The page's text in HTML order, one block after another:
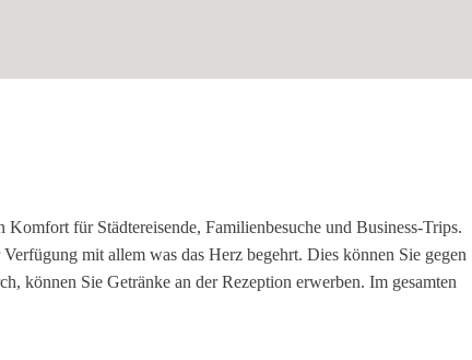
für Städtereisende, Familienbesuche und Business-Trips.
mit allem was das Herz begehrt. Dies können Sie gegen
können Sie Getränke an der Rezeption erwerben. Im gesamten